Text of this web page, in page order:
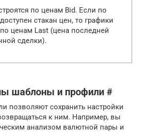
по ценам Bid. Если по
стакан цен, то графики
по ценам Last (цена последней
сделки).
шаблоны и профили #
позволяют сохранить настройки
к ним. Например, вы
анализом валютной пары и